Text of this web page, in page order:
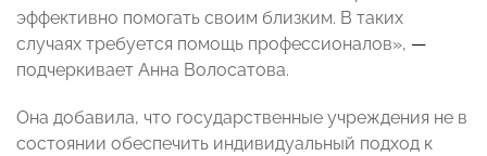
эффективно помогать своим близким. В таких
случаях требуется помощь профессионалов», —
подчеркивает Анна Волосатова.
Она добавила, что государственные учреждения не в
состоянии обеспечить индивидуальный подход к